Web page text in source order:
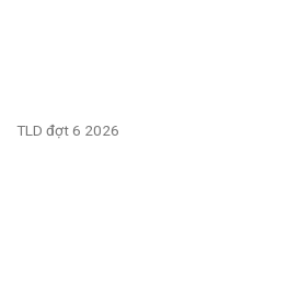
TLD đợt 6 2026